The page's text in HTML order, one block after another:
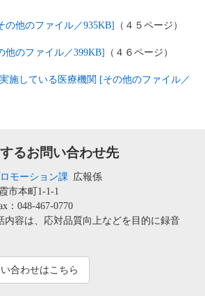
の他のファイル／935KB] （４５ページ）
他のファイル／399KB] （４６ページ）
施している医療機関 [その他のファイル／
るお問い合わせ先
モーション課 広報係
市本町1-1-1
：048-467-0770
内容は、応対品質向上などを目的に録音
合わせはこちら